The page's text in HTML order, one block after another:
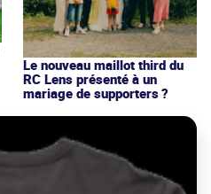
Le nouveau maillot third du
RC Lens présenté à un
mariage de supporters ?